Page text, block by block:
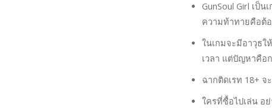
GunSoul Girl เป็
ความท้าทายคือต้
ในเกมจะมีอาวุธใ
เวลา แต่ปัญหาคือ
ฉากติดเรท 18+
ใครที่ซื้อไปเล่น อ